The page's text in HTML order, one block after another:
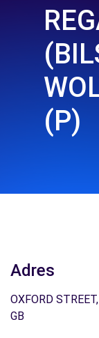
(P)
Adres
OXFORD
GB